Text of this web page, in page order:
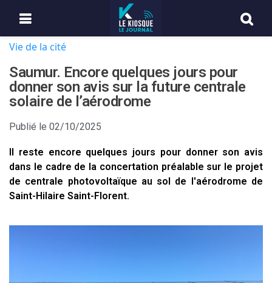
Vie de la cité
Saumur. Encore quelques jours pour
donner son avis sur la future centrale
solaire de l’aérodrome
Publié le 02/10/2025
Il reste encore quelques jours pour donner son avis
dans le cadre de la concertation préalable sur le projet
de centrale photovoltaïque au sol de l'aérodrome de
Saint-Hilaire Saint-Florent.